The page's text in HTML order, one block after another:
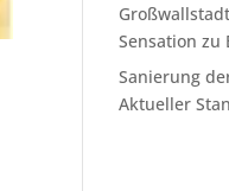
Sensation zu
Sanierung
Aktueller